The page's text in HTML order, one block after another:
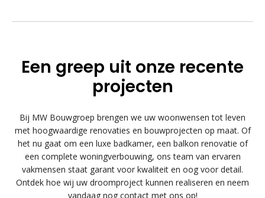
Een greep uit onze recente
projecten
Bij MW Bouwgroep brengen we uw woonwensen tot leven
met hoogwaardige renovaties en bouwprojecten op maat. Of
het nu gaat om een luxe badkamer, een balkon renovatie of
een complete woningverbouwing, ons team van ervaren
vakmensen staat garant voor kwaliteit en oog voor detail.
Ontdek hoe wij uw droomproject kunnen realiseren en neem
vandaag nog contact met ons op!